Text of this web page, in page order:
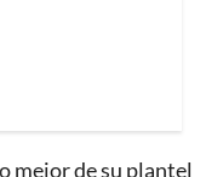
mejor de su plantel